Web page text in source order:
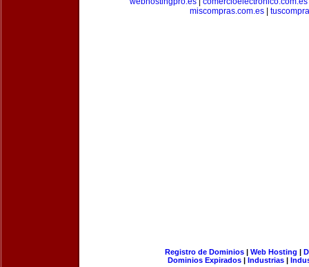
miscompras.com.es
Registro de Dominios| Web Hosting |
Dominios Expirados | Industrias |